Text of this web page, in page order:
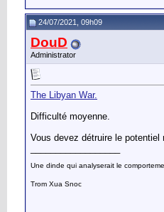
24/07/2021, 09h09
DouD
Administrator
The Libyan War.
Difficulté moyenne.
Vous devez détruire le potentiel
Une dinde qui analyserait le
Trom Xua Snoc